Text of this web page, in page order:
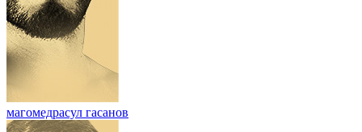
магомедрасул гасанов